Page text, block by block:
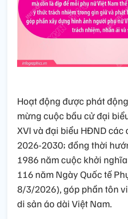
Hoạt động được phát
mừng cuộc bầu cử đại
XVI và đại biểu HĐND các
2026-2030; đồng thời
1986 năm cuộc khởi
116 năm Ngày Quốc tế
8/3/2026), góp phần tôn
di sản áo dài Việt Nam.